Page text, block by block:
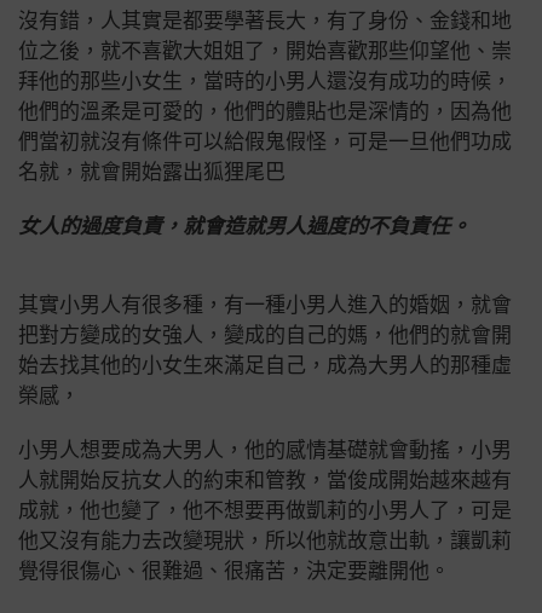
沒有錯，人其實是都要學著長大， 有了身份、金錢和地
位之後，就不喜歡大姐姐了，開始喜歡那些仰望他、崇
拜他的那些小女生， 當時的小男人還沒有成功的時候，
他們的溫柔是可愛的，他們的體貼也是深情的，因為他
們當初就沒有條件可以給假鬼假怪，可是一旦他們功成
名就，就會開始露出狐狸尾巴
女人的過度負責，就會造就男人過度的不負責任。
其實小男人有很多種， 有一種小男人進入的婚姻，就會
把對方變成的女強人，變成的自己的媽，他們的就會開
始去找其他的小女生來滿足自己，成為大男人的那種虛
榮感，
小男人想要成為大男人，他的感情基礎就會動搖，小男
人就開始反抗女人的約束和管教， 當俊成開始越來越有
成就，他也變了，他不想要再做凱莉的小男人了， 可是
他又沒有能力去改變現狀，所以他就故意出軌，讓凱莉
覺得很傷心、很難過、很痛苦，決定要離開他。